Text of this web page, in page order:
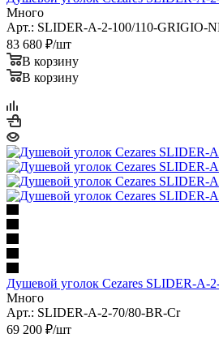
Много
Арт.: SLIDER-A-2-100/110-GRIGIO-
83 680 ₽/шт
В корзину
В корзину
Душевой уголок Cezares SLIDER-A-
Много
Арт.: SLIDER-A-2-70/80-BR-Cr
69 200 ₽/шт